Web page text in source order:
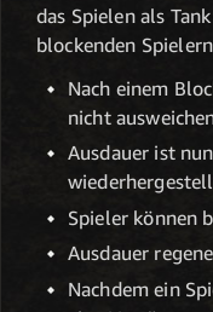
das Spielen als
blockenden
Nach einem
nicht
Ausdauer ist
Spieler können
Ausdauer
Nachdem ein